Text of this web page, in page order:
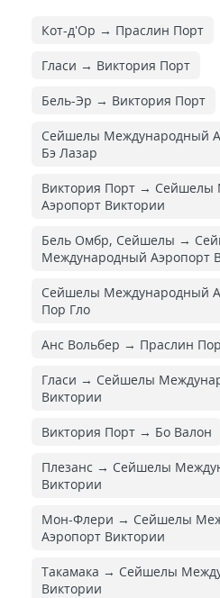
Кот-д'Ор → Праслин Порт
Гласи → Виктория Порт
Бель-Эр → Виктория Порт
Сейшелы Международный
Бэ Лазар
Виктория Порт → Сейшелы
Аэропорт Виктории
Бель Омбр, Сейшелы →
Международный Аэропорт
Сейшелы Международный
Пор Гло
Анс Вольбер → Праслин
Гласи → Сейшелы
Виктории
Виктория Порт → Бо Валон
Плезанс → Сейшелы
Виктории
Мон-Флери → Сейшелы
Аэропорт Виктории
Такамака → Сейшелы
Виктории